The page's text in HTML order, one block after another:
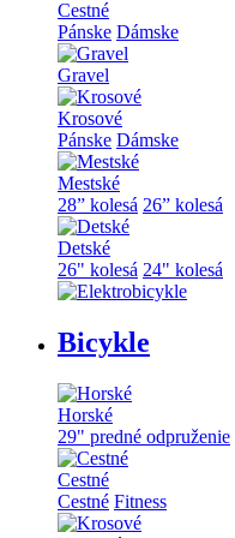
Cestné
Pánske Dámske
Gravel
Krosové
Pánske Dámske
Mestské
28” kolesá 26” kolesá
Detské
26" kolesá 24" kolesá
Bicykle
Horské
29" predné odpruženie
Cestné
Cestné Fitness